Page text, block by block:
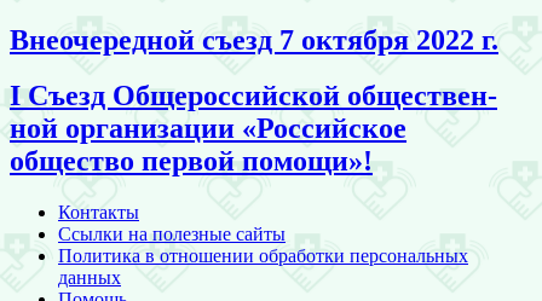
Внеочеред­ной съезд 7 октября 2022 г.
I Съезд Общероссий­ской обществен­
ной организации «Российское
общество первой помощи»!
Контакты
Ссылки на полезные сайты
Политика в отношении обработки персональных
данных